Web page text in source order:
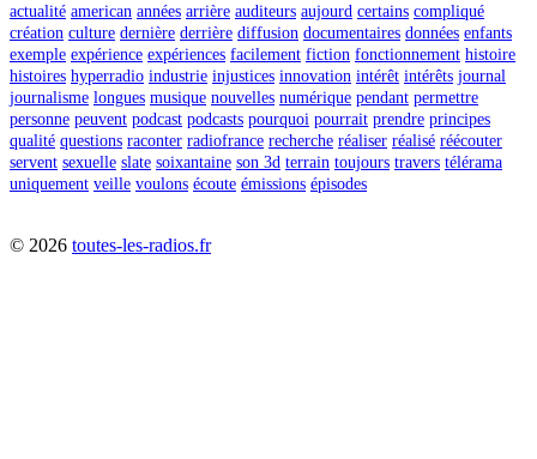
actualité american années arrière auditeurs aujourd certains compliqué
création culture dernière derrière diffusion documentaires données enfants
exemple expérience expériences facilement fiction fonctionnement histoire
histoires hyperradio industrie injustices innovation intérêt intérêts journal
journalisme longues musique nouvelles numérique pendant permettre
personne peuvent podcast podcasts pourquoi pourrait prendre principes
qualité questions raconter radiofrance recherche réaliser réalisé réécouter
servent sexuelle slate soixantaine son 3d terrain toujours travers télérama
uniquement veille voulons écoute émissions épisodes
© 2026 toutes-les-radios.fr